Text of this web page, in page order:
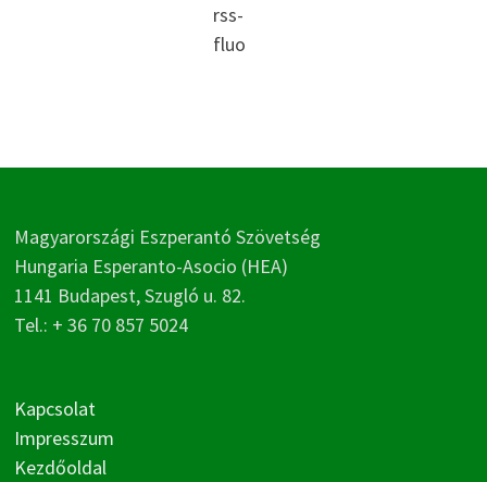
rss-
fluo
Magyarországi Eszperantó Szövetség
Hungaria Esperanto-Asocio (HEA)
1141 Budapest, Szugló u. 82.
Tel.: + 36 70 857 5024
Kapcsolat
Impresszum
Kezdőoldal